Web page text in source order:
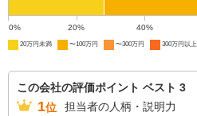
0% 20% 40%
20万円未満 〜100万円 〜300万円 300万円以上
この会社の評価ポイント ベスト 3
1位 担当者の人柄・説明力